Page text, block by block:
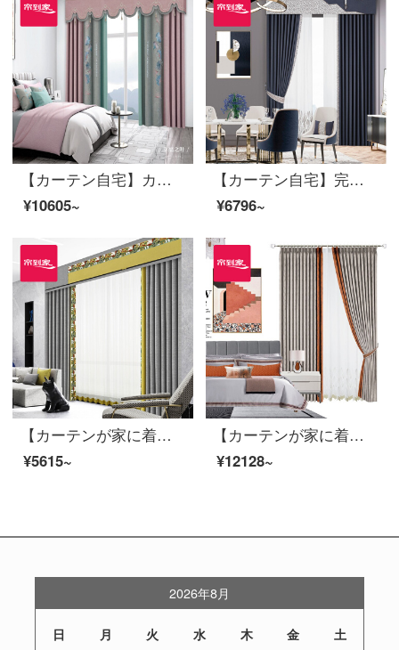
【カーテン自宅】カーテン完成品ロマンチック田園シームレスに布のカーテンをつないで、日除けのリビングルームの純色の大花雪尼爾高遮光カスタム床の窓LDC 20 SSA-0644 Sフック/カーテンヘッドを含まない(高さ2.6 m以内で変更可能)XLのカーテンセット/ダブルオープン(適用窓幅3.5-4.1 m)
¥10605~
【カーテン自宅】完成品のカーテン現代高遮光のカーテンのつなぎ合わせが簡単でファッション的で、高精密ジャカードカスタムリビングルームの床の窓LDC 20 SSB-0801 Sフック/カーテンなし（高さ2.6メートル以内で変更可能）Sのカーテンセット/ダブルオープン（適用窓幅2-2.6メートル）
¥6796~
【カーテンが家に着く】簡単なカーテン製品のポリエステルをつなぎ合わせてリビングルームを遮光してカスタマイズします。面白い灰定型窓JBLW-001 Sフック/カーテンヘッドを含まない(高さ2.6 m以内で変更可能)XSのカーテンセット/ダブルオープン(適用窓幅2 m以下)
¥5615~
【カーテンが家に着く】高遮光製品のカーテンが軽い純色のジャカード新商品のカーテンをつなぎ合わせて、高精密リビングルームで床窓LDC 20 SSB-1201ホールをカスタマイズします。
¥12128~
2026年8月
日 月 火 水 木 金 土